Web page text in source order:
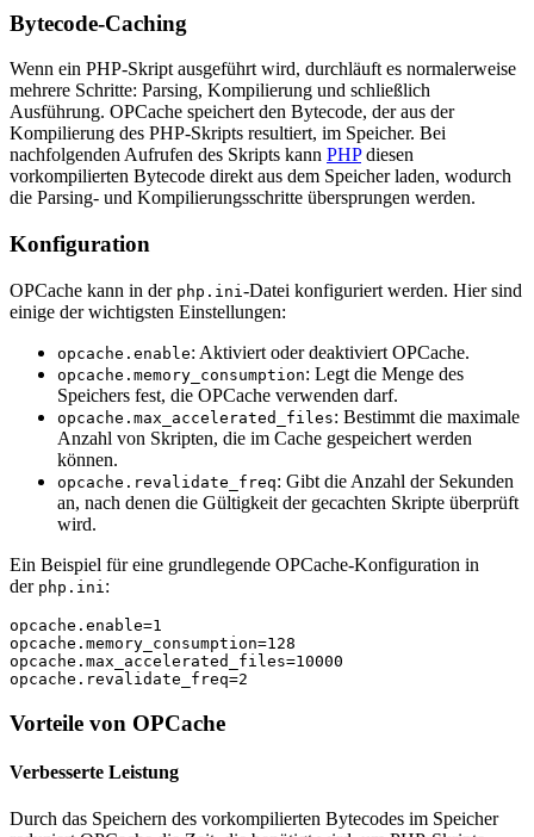
Bytecode-Caching
Wenn ein PHP-Skript ausgeführt wird, durchläuft es normalerweise
mehrere Schritte: Parsing, Kompilierung und schließlich
Ausführung. OPCache speichert den Bytecode, der aus der
Kompilierung des PHP-Skripts resultiert, im Speicher. Bei
nachfolgenden Aufrufen des Skripts kann PHPdiesen
vorkompilierten Bytecode direkt aus dem Speicher laden, wodurch
die Parsing- und Kompilierungsschritte übersprungen werden.
Konfiguration
OPCache kann in der php.ini -Datei konfiguriert werden. Hier sind
einige der wichtigsten Einstellungen:
opcache.enable: Aktiviert oder deaktiviert OPCache.
opcache.memory_consumption: Legt die Menge des
Speichers fest, die OPCache verwenden darf.
opcache.max_accelerated_files: Bestimmt die maximale
Anzahl von Skripten, die im Cache gespeichert werden
können.
opcache.revalidate_freq: Gibt die Anzahl der Sekunden
an, nach denen die Gültigkeit der gecachten Skripte überprüft
wird.
Ein Beispiel für eine grundlegende OPCache-Konfiguration in
der php.ini :
opcache.enable=1
opcache.memory_consumption=128
opcache.max_accelerated_files=10000
Vorteile von OPCache
Verbesserte Leistung
Durch das Speichern des vorkompilierten Bytecodes im Speicher